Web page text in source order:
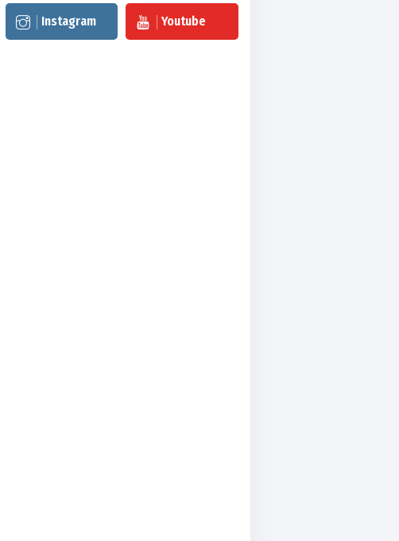
Instagram Youtube